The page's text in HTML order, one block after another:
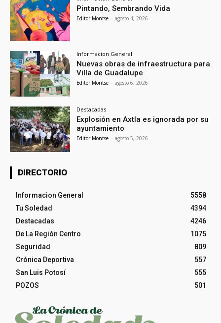
Pintando, Sembrando Vida
Editor Montse - agosto 4, 2026
Informacion General
Nuevas obras de infraestructura para
Villa de Guadalupe
Editor Montse - agosto 6, 2026
Destacadas
Explosión en Axtla es ignorada por su
ayuntamiento
Editor Montse - agosto 5, 2026
DIRECTORIO
Informacion General
5558
Tu Soledad
4394
Destacadas
4246
De La Región Centro
1075
Seguridad
809
Crónica Deportiva
557
San Luis Potosí
555
POZOS
501